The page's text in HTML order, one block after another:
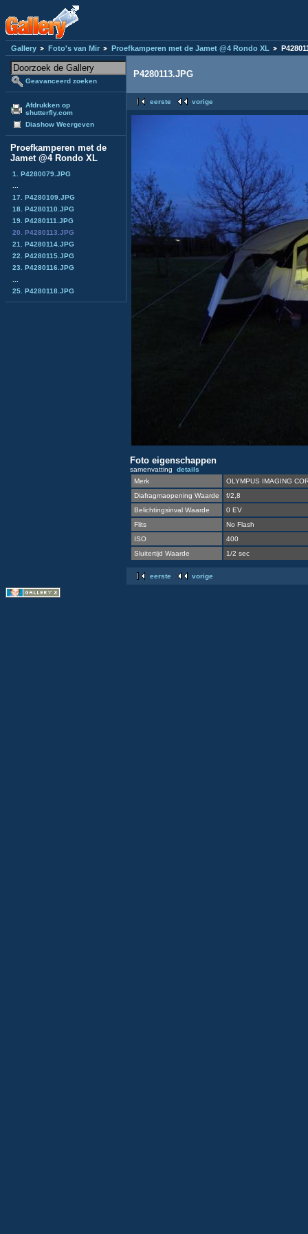
Gallery Foto's van Mir Proefkamperen met de Jamet @4 Rondo XL
Geavanceerd zoeken
Afdrukken op
shutterfly.com
Diashow Weergeven
Proefkamperen met de
Jamet @4 Rondo XL
1. P4280079.JPG
17. P4280109.JPG
18. P4280110.JPG
19. P4280111.JPG
20. P4280113.JPG
21. P4280114.JPG
22. P4280115.JPG
23. P4280116.JPG
25. P4280118.JPG
P4280113.JPG
eerste vorige
Foto eigenschappen
samenvatting details
Merk
OLYMPUS IMAGING
Diafragmaopening Waarde
f/2,8
Belichtingsinval Waarde
0 EV
Flits
No Flash
ISO
400
Sluitertijd Waarde
1/2 sec
eerste vorige